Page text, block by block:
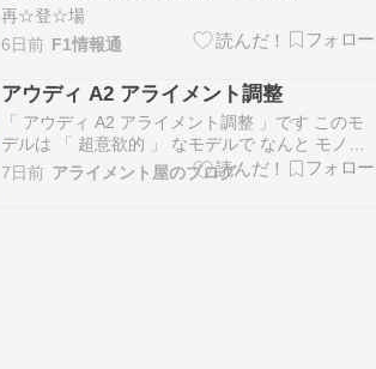
再☆登☆場
6日前 F1情報通
アウディ A2 アライメント調整
「 アウディ A2 アライメント調整 」です このモ
デルは 「 超意欲的 」 なモデルで なんと モノコ
ックが 「 オールアルミ 」で 出来てます 世界初
は 「 ホンダの NSX（初代）」 でしたが その後
7日前 アライメント屋のブログ